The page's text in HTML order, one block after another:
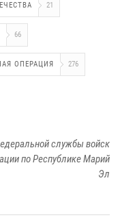
21
66
ОПЕРАЦИЯ 276
службы войск
по Республике Марий
Эл